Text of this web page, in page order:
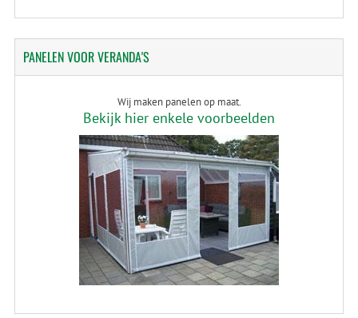
PANELENVOOR VERANDA'S
Wij maken panelen op maat.
Bekijk hier enkele voorbeelden